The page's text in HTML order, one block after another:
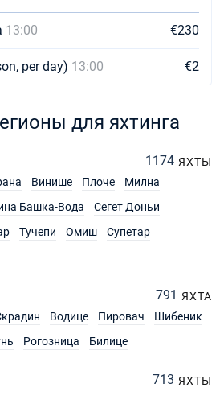
13:00 €230
per day) 13:00 €2
для яхтинга
1174 ЯХТЫ
Винише Плоче
Милна
Башка-Вода
Сегет Доньи
Тучепи Омиш
Супетар
791 ЯХТА
Водице Пировач
Шибеник
Рогозница Билице
713 ЯХТЫ